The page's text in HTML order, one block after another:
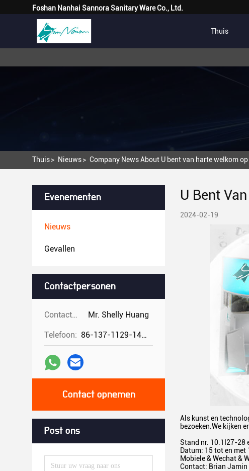
Foshan Nanhai Sannora Sanitary Ware Co., Ltd.
Thuis
Thuis> Nieuws> Company News About U bent van harte welkom
Evenementen
Nieuws
Gevallen
Contactpersonen
Contactpersonen: Mr. Shelly Huang
Telefoon: 86-137-1129-1448
Contact opnemen
Post ons
U Bent
2024-02-19
Als kunst en
bezoeken.We kijken
Stand nr. 10.1I27-28
Datum: 15 tot en met
Mobiele & Wechat &
Contact: Brian Jamin